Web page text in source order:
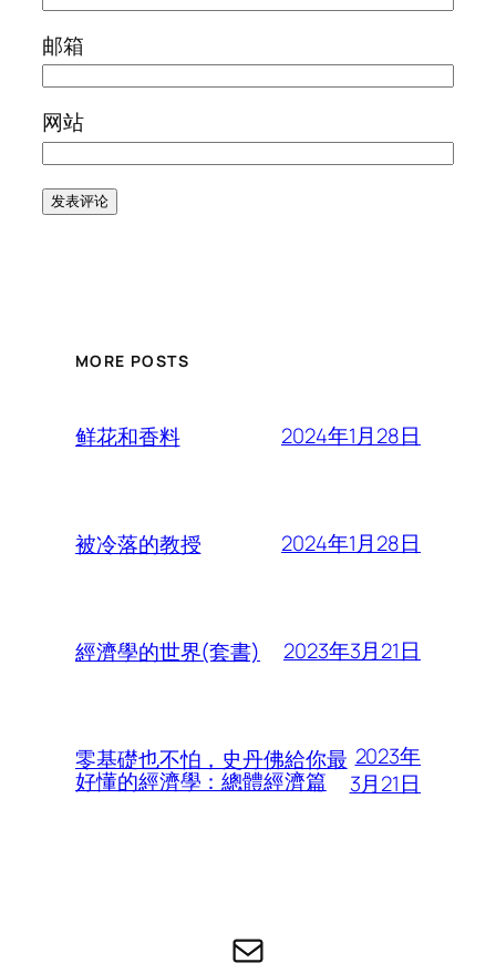
邮箱
网站
MORE POSTS
鲜花和香料 2024年1月28日
被冷落的教授 2024年1月28日
經濟學的世界(套書) 2023年3月21日
零基礎也不怕，史丹佛給你最
好懂的經濟學：總體經濟篇
2023年
3月21日
电子邮件